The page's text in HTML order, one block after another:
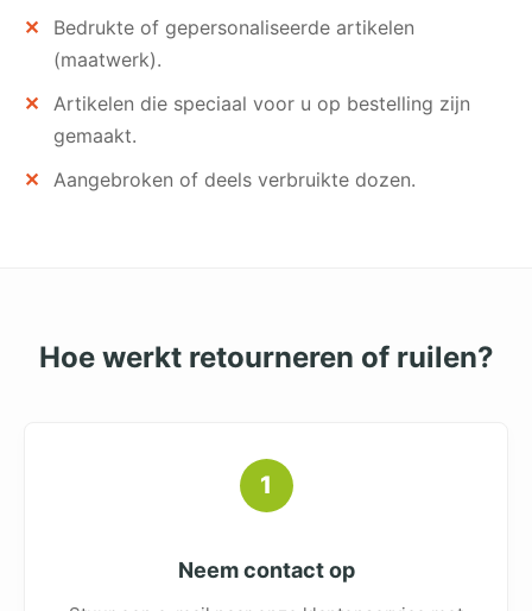
Bedrukte of gepersonaliseerde artikelen
(maatwerk).
Artikelen die speciaal voor u op bestelling zijn
gemaakt.
Aangebroken of deels verbruikte dozen.
Hoe werkt retourneren of ruilen?
1
Neem contact op